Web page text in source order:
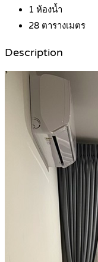
1 ห้องน้ำ
28 ตารางเมตร
Description